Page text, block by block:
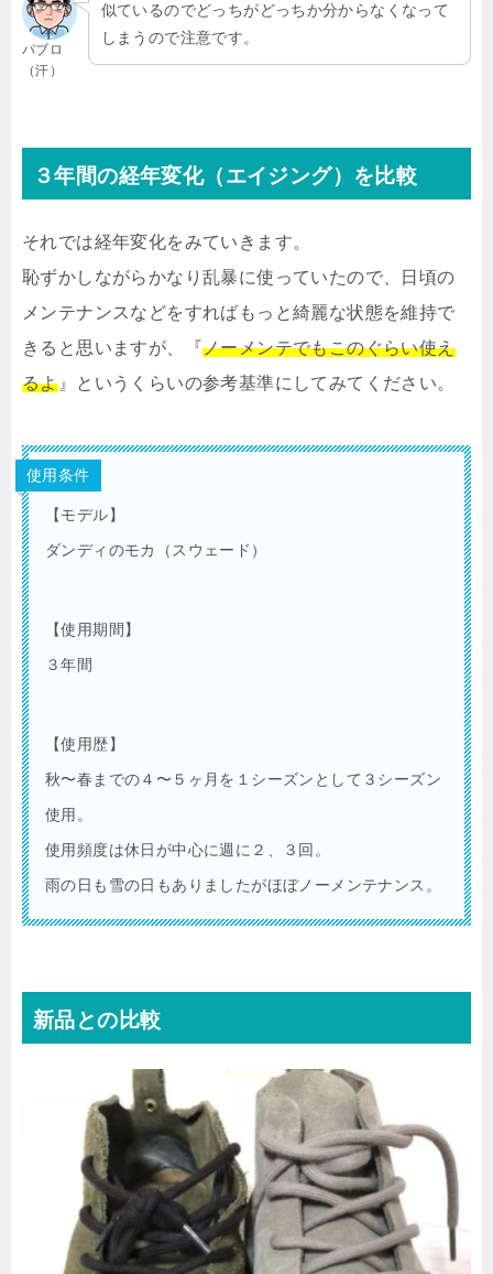
パブロ
（汗）
似ているのでどっちがどっちか分からなくなって
しまうので注意です。
３年間の経年変化（エイジング）を比較
それでは経年変化をみていきます。
恥ずかしながらかなり乱暴に使っていたので、日頃の
メンテナンスなどをすればもっと綺麗な状態を維持で
きると思いますが、『ノーメンテでもこのぐらい使え
るよ』というくらいの参考基準にしてみてください。
使用条件
【モデル】
ダンディのモカ（スウェード）
【使用期間】
３年間
【使用歴】
秋〜春までの４〜５ヶ月を１シーズンとして３シーズン
使用。
使用頻度は休日が中心に週に２、３回。
雨の日も雪の日もありましたがほぼノーメンテナンス。
新品との比較